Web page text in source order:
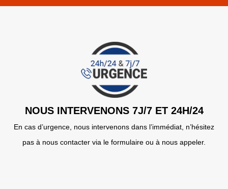
NOUS INTERVENONS 7J/7 ET 24H/24
En cas d’urgence, nous intervenons dans l’immédiat, n’hésitez
pas à nous contacter via le formulaire ou à nous appeler.